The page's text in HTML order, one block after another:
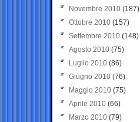
Novembre 2010 (187)
Ottobre 2010 (157)
Settembre 2010 (148)
Agosto 2010 (75)
Luglio 2010 (86)
Giugno 2010 (76)
Maggio 2010 (75)
Aprile 2010 (66)
Marzo 2010 (79)